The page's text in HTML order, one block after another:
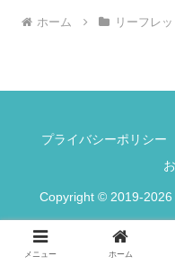
ホーム リーフレッ
プライバシーポリシー
Copyright © 2019-2026
メニュー ホーム